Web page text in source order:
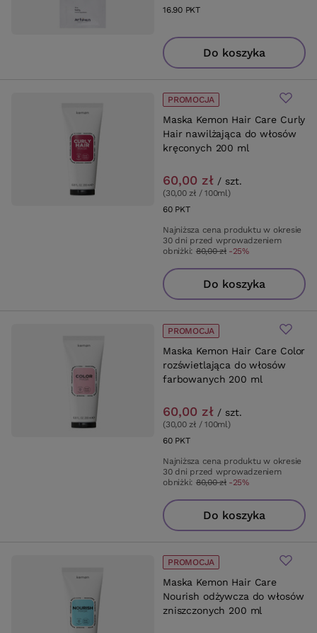
16.90PKTpunktów
Do koszyka
Maska Kemon Hair Care Curly
Hair nawilżająca do włosów
kręconych 200 ml
PROMOCJA
60,00 zł / szt.
(30,00 zł / 100ml)
60PKTpunktów
Najniższa cena produktu w okresie
30 dni przed wprowadzeniem
obniżki: 80,00 zł -25%
Do koszyka
Maska Kemon Hair Care Color
rozświetlająca do włosów
farbowanych 200 ml
PROMOCJA
60,00 zł / szt.
(30,00 zł / 100ml)
60PKTpunktów
Najniższa cena produktu w okresie
30 dni przed wprowadzeniem
obniżki: 80,00 zł -25%
Do koszyka
Maska Kemon Hair Care
Nourish odżywcza do włosów
zniszczonych 200 ml
PROMOCJA